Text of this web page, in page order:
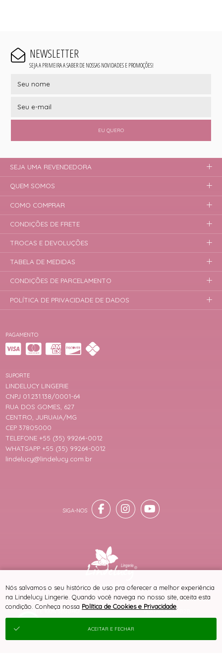
NEWSLETTER
SEJA A PRIMEIRA A SABER DE NOSSAS NOVIDADES E PROMOÇÕES!
EU QUERO
PAGAMENTO
SITE 100% SEGURO PLATAFORMA B2B
SUPORTE
LINDELUCY LINGERIE
CNPJ 01.231.138/0001-64
RUA DOS GOMES, 627
CENTRO, JURUAIA/MG
CEP 37805000
TELEFONE +55 (35) 99264-0012
WHATSAPP +55 (35) 99264-0012
lindelucy@lindelucy.com.br
SEJA UMA REVENDEDORA
QUEM SOMOS
COMO COMPRAR
CONDIÇÕES DE FRETE
TROCAS E DEVOLUÇÕES
TABELA DE MEDIDAS
CONDIÇÕES DE PARCELAMENTO
POLÍTICA DE PRIVACIDADE DE DADOS
® TODOS DIREITOS RESERVADOS
Nós salvamos o seu histórico de uso pra oferecer a melhor experiência
na Lindelucy Lingerie. Quando você navega no nosso site, aceita esta
condição. Conheça nossa Política de Cookies e Privacidade
ACEITAR E FECHAR